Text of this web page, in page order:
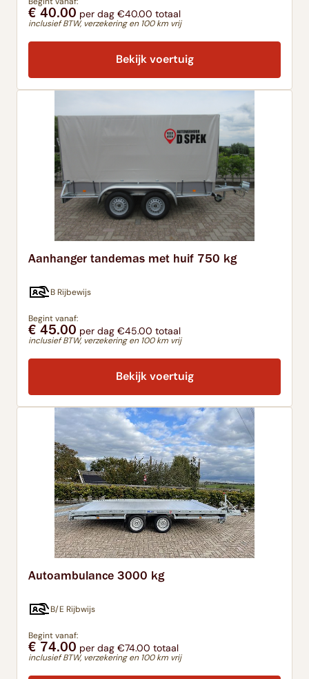
€ 40.00 per dag €40.00 totaal
inclusief BTW, verzekering en 100 km vrij
Bekijk voertuig
Aanhanger tandemas met huif 750 kg
B Rijbewijs
Begint vanaf:
€ 45.00 per dag €45.00 totaal
inclusief BTW, verzekering en 100 km vrij
Bekijk voertuig
Autoambulance 3000 kg
B/E Rijbwijs
Begint vanaf:
€ 74.00 per dag €74.00 totaal
inclusief BTW, verzekering en 100 km vrij